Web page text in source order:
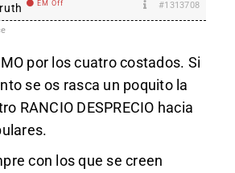
EM Off #1313708
por los cuatro costados. Si
se os rasca un poquito la
RANCIO DESPRECIO hacia
con los que se creen